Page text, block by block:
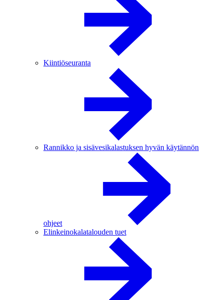
Kiintiöseuranta
Rannikko ja sisävesikalastuksen hyvän käytännön
ohjeet
Elinkeinokalatalouden tuet